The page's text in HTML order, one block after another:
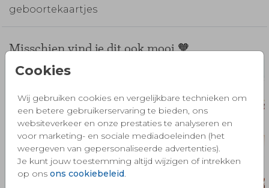
Cookies
Wij gebruiken cookies en vergelijkbare technieken om
een betere gebruikerservaring te bieden, ons
websiteverkeer en onze prestaties te analyseren en
voor marketing- en sociale mediadoeleinden (het
weergeven van gepersonaliseerde advertenties).
Je kunt jouw toestemming altijd wijzigen of intrekken
op ons ons cookiebeleid.
geboortekaartjes
Misschien vind je dit ook mooi 🧡